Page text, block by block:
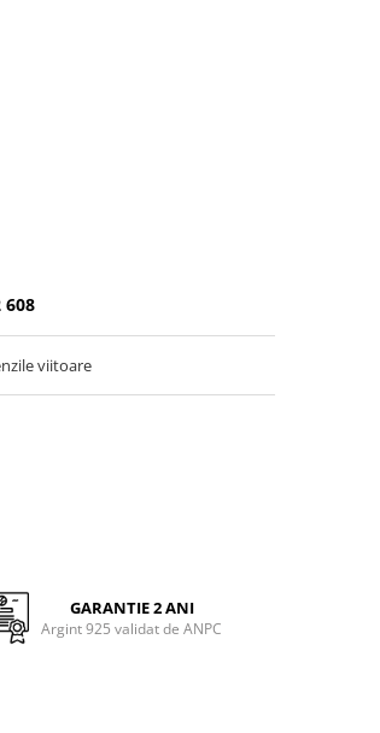
608
viitoare
GARANTIE 2 ANI
Argint 925 validat de ANPC